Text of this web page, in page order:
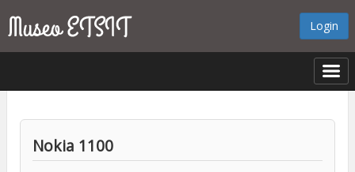
Login
Nokia 1100